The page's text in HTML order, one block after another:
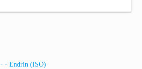
- - Endrin (ISO)